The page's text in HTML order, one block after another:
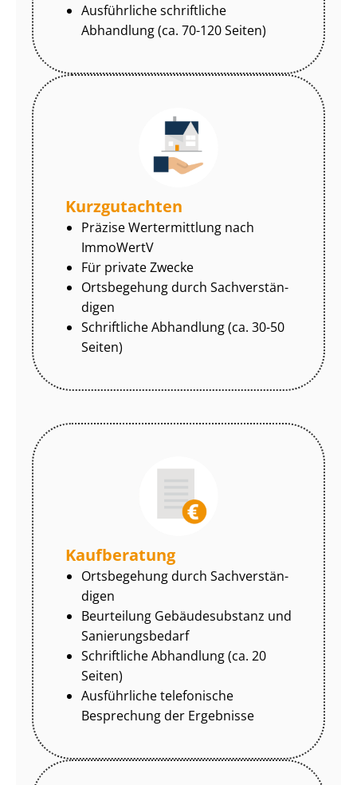
Ausführliche schriftliche
Abhandlung (ca. 70-120 Seiten)
Kurzgutachten
Präzise Wertermittlung nach
ImmoWertV
Für private Zwecke
Ortsbegehung durch Sach­ver­stän­
di­gen
Schriftliche Abhandlung (ca. 30-50
Seiten)
Kaufberatung
Ortsbegehung durch Sach­ver­stän­
di­gen
Beurteilung Gebäudesubstanz und
Sa­nie­rungs­be­darf
Schriftliche Abhandlung (ca. 20
Seiten)
Ausführliche telefonische
Besprechung der Ergebnisse